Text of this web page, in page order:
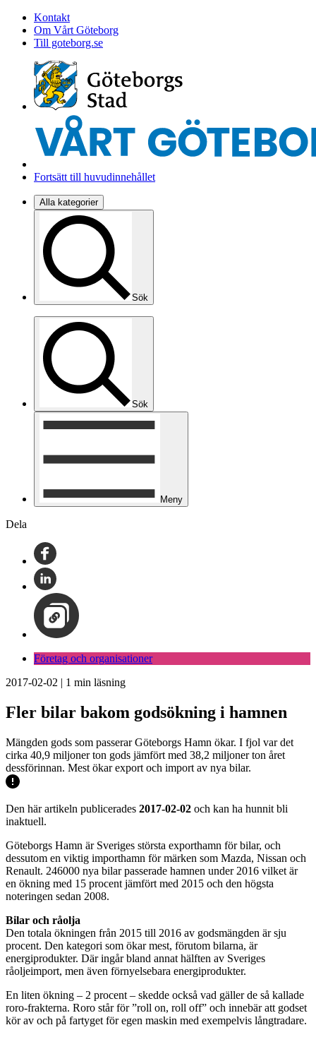
Kontakt
Om Vårt Göteborg
Till goteborg.se
Fortsätt till huvudinnehållet
Alla kategorier
Sök
Sök
Meny
Dela
Företag och organisationer
2017-02-02 | 1 min läsning
Fler bilar bakom godsökning i hamnen
Mängden gods som passerar Göteborgs Hamn ökar. I fjol var det
cirka 40,9 miljoner ton gods jämfört med 38,2 miljoner ton året
dessförinnan. Mest ökar export och import av nya bilar.
Den här artikeln publicerades 2017-02-02 och kan ha hunnit bli
inaktuell.
Göteborgs Hamn är Sveriges största exporthamn för bilar, och
dessutom en viktig importhamn för märken som Mazda, Nissan och
Renault. 246000 nya bilar passerade hamnen under 2016 vilket är
en ökning med 15 procent jämfört med 2015 och den högsta
noteringen sedan 2008.
Bilar och råolja
Den totala ökningen från 2015 till 2016 av godsmängden är sju
procent. Den kategori som ökar mest, förutom bilarna, är
energiprodukter. Där ingår bland annat hälften av Sveriges
råoljeimport, men även förnyelsebara energiprodukter.
En liten ökning – 2 procent – skedde också vad gäller de så kallade
roro-frakterna. Roro står för ”roll on, roll off” och innebär att godset
kör av och på fartyget för egen maskin med exempelvis långtradare.